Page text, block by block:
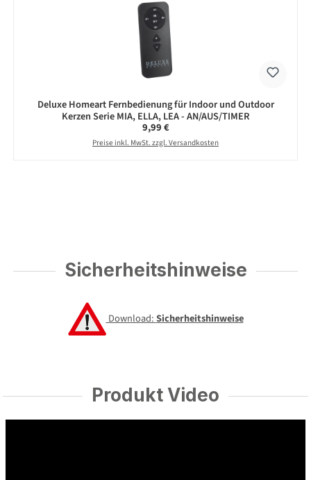
Deluxe Homeart Fernbedienung für Indoor und Outdoor
Kerzen Serie MIA, ELLA, LEA - AN/AUS/TIMER
Regulärer Preis:
9,99 €
Preise inkl. MwSt. zzgl. Versandkosten
Sicherheitshinweise
Download:Sicherheitshinweise
Produkt Video